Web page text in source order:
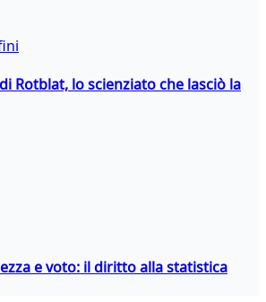
Rotblat, lo scienziato che lasciò la
e voto: il diritto alla statistica